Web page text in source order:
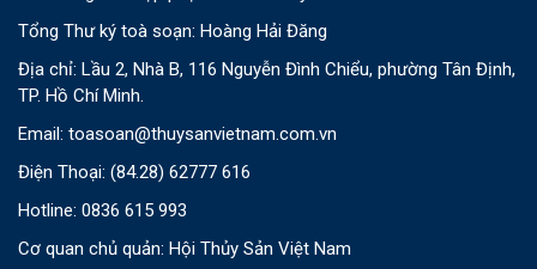
Tổng Thư ký toà soạn: Hoàng Hải Đăng
Địa chỉ: Lầu 2, Nhà B, 116 Nguyễn Đình Chiểu, phường Tân Định,
TP. Hồ Chí Minh.
Email: toasoan@thuysanvietnam.com.vn
Điện Thoại: (84.28) 62777 616
Hotline: 0836 615 993
Cơ quan chủ quản: Hội Thủy Sản Việt Nam